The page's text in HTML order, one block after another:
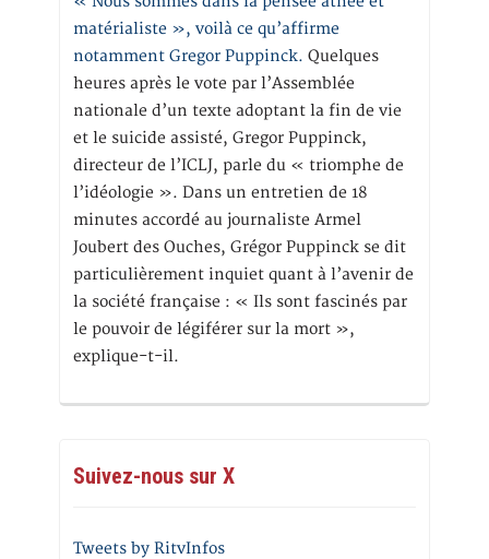
matérialiste », voilà ce qu’affirme
notamment Gregor Puppinck. Quelques
heures après le vote par l’Assemblée
nationale d’un texte adoptant la fin de vie
et le suicide assisté, Gregor Puppinck,
directeur de l’ICLJ, parle du « triomphe de
l’idéologie ». Dans un entretien de 18
minutes accordé au journaliste Armel
Joubert des Ouches, Grégor Puppinck se dit
particulièrement inquiet quant à l’avenir de
la société française : « Ils sont fascinés par
le pouvoir de légiférer sur la mort »,
explique-t-il.
Suivez-nous sur X
Tweets by RitvInfos